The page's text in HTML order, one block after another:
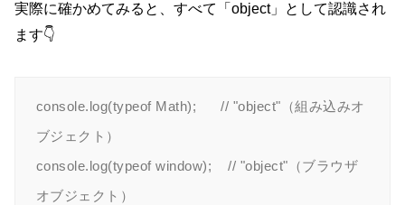
実際に確かめてみると、すべて「object」として認識され
ます👇
console.log(typeof Math);      // "object"（組み込みオ
ブジェクト）
console.log(typeof window);    // "object"（ブラウザ
オブジェクト）